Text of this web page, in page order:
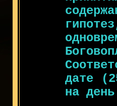
дате
на